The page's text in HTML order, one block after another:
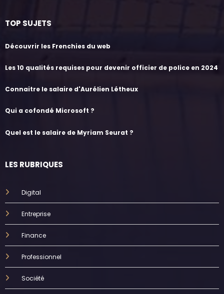
TOP SUJETS
Découvrir les Frenchies du web
Les 10 qualités requises pour devenir officier de police en 2024
Connaitre le salaire d'Aurélien Létheux
Qui a cofondé Microsoft ?
Quel est le salaire de Myriam Seurat ?
LES RUBRIQUES
Digital
Entreprise
Finance
Professionnel
Société